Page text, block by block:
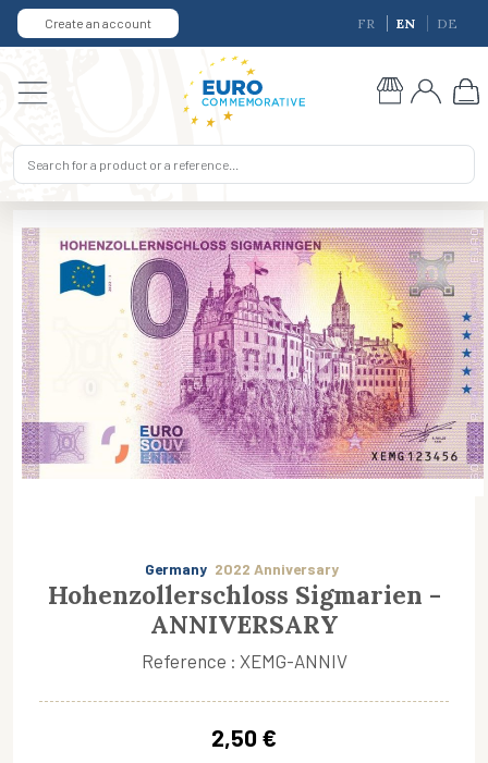
Create an account FR EN DE
Germany 2022 Anniversary
Hohenzollerschloss Sigmarien -
ANNIVERSARY
Reference : XEMG-ANNIV
2,50 €